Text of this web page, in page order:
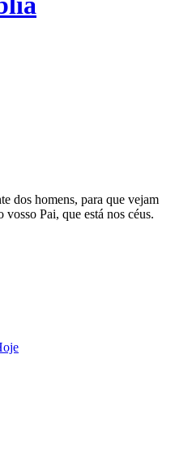
dos homens, para que vejam
Pai, que está nos céus.